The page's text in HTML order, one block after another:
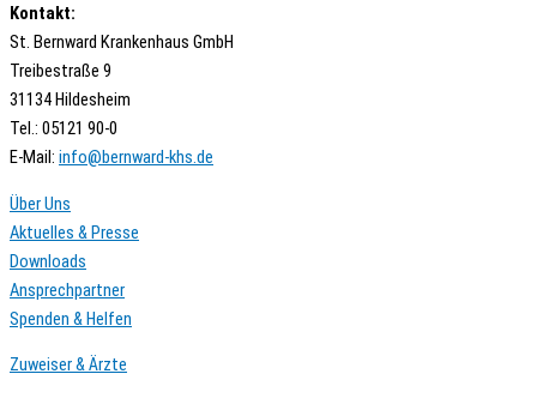
Kontakt:
St. Bernward Krankenhaus GmbH
Treibestraße 9
31134 Hildesheim
Tel.: 05121 90-0
E-Mail: ed.shk-drawnreb@ofni
Über Uns
Aktuelles & Presse
Downloads
Ansprechpartner
Spenden & Helfen
Zuweiser & Ärzte